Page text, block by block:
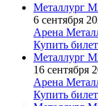
Металлург
6 сентября
Арена
Купить
Металлург
16 сентября
Арена
Купить